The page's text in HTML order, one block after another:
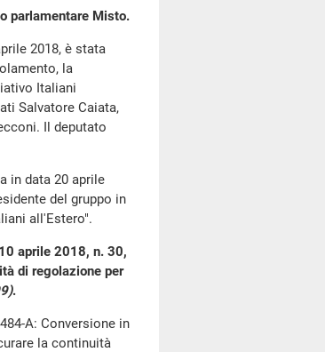
parlamentare Misto.
2018, è stata
la
Italiani
Salvatore Caiata,
Il deputato
in data 20 aprile
del gruppo in
all'Estero".
aprile 2018, n. 30,
di regolazione per
.
A: Conversione in
la continuità